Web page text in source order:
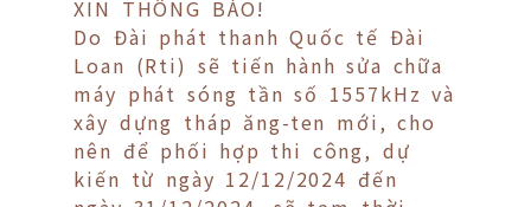
XIN THÔNG BÁO!
Do Đài phát thanh Quốc tế Đài
Loan (Rti) sẽ tiến hành sửa chữa
máy phát sóng tần số 1557kHz và
xây dựng tháp ăng-ten mới, cho
nên để phối hợp thi công, dự
kiến từ ngày 12/12/2024 đến